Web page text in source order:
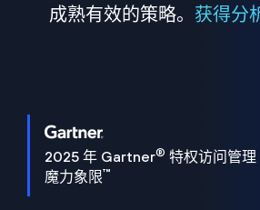
成熟有效的策略。 获得分
2025 年 Gartner® 特权访问管理
魔力象限™